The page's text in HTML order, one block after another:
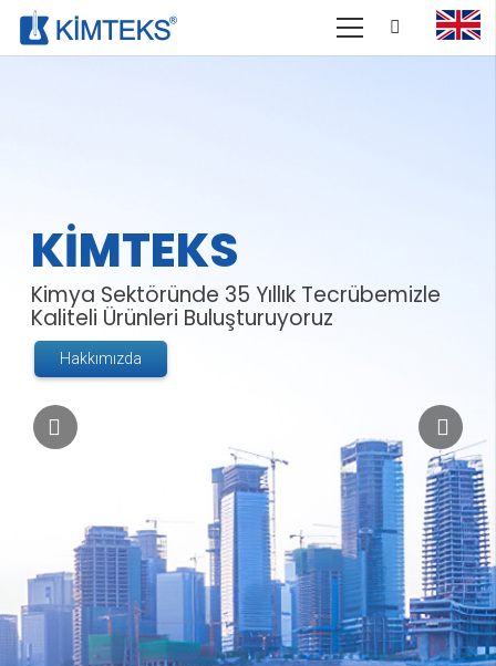
Kimya Sektöründe 35 Yıllık Tecrübemizle
Kaliteli Ürünleri Buluşturuyoruz
KİMTEKS
Hakkımızda